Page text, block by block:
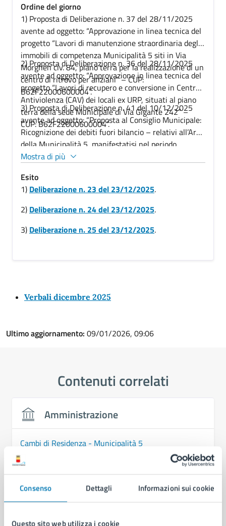
Consenso Dettagli Informazioni sui cookie
Questo sito web utilizza i cookie
Ordine del giorno
1) Proposta di Deliberazione n. 37 del 28/11/2025
avente ad oggetto: “Approvazione in linea tecnica del
progetto “Lavori di manutenzione straordinaria degli
immobili di competenza Municipalità 5 siti in Via
Morghen civ. 84, piano terra per la realizzazione di un
centro di ritrovo per anziani” – CUP:
B62F22000600004”.
2) Proposta di Deliberazione n. 36 del 28/11/2025
avente ad oggetto: “Approvazione in linea tecnica del
progetto “Lavori di recupero e conversione in Centro
Antiviolenza (CAV) dei locali ex URP, situati al piano
terra della sede Municipale di Via Gigante 242” –
CUP: B62F22000600004”.
3) Proposta di Deliberazione n. 41 del 10/12/2025
avente ad oggetto: “Proposta al Consiglio Municipale:
Ricognizione dei debiti fuori bilancio – relativi all’Area
della Municipalità 5, manifestatisi nel periodo
1°settembre – 31 ottobre 2025, in attuazione degli
n. 918 del 4 giugno 2009 e
Riconoscimento della relativa legittimità ai sensi
dell’art. 194, 1°comma, del decreto legislativo n.
267/2000”.
Mostra di più
Esito
1) Deliberazione n. 23 del 23/12/2025.
2) Deliberazione n. 24 del 23/12/2025.
3) Deliberazione n. 25 del 23/12/2025.
Verbali dicembre 2025
Ultimo aggiornamento: 09/01/2026, 09:06
Contenuti correlati
Amministrazione
Cambi di Residenza - Municipalità 5
U.O. Attività Tecniche - Municipalità 5
Commissione Scuola, Politiche Educative, Politiche
Giovanili e Sport di Municipalità 5